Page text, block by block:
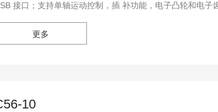
接口；支持单轴运动控制，插 补功能，电子凸轮和电子
更多
10